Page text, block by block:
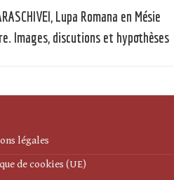
Lupa Romana en Mésie
Images, discutions et hypothèses
légales
de cookies (UE)